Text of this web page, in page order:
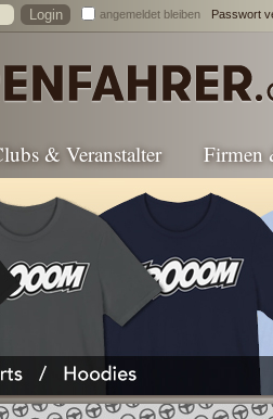
angemeldet bleiben Passwort
& Veranstalter Firmen